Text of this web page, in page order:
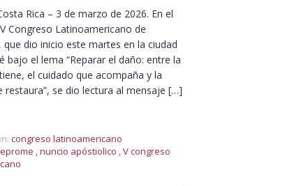
Rica – 3 de marzo de 2026. En el
Congreso Latinoamericano de
que dio inicio este martes en la ciudad
bajo el lema “Reparar el daño: entre la
el cuidado que acompaña y la
restaura”, se dio lectura al mensaje […]
congreso latinoamericano
,nuncio apóstiolico ,V congreso